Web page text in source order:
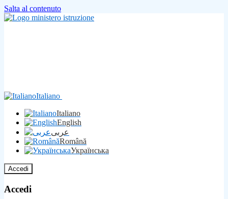
Salta al contenuto
Italiano
Italiano
English
عربى
Română
Українська
Accedi
Accedi